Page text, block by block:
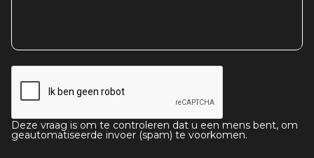
Deze vraag is om te controleren dat u een mens bent, om
geautomatiseerde invoer (spam) te voorkomen.